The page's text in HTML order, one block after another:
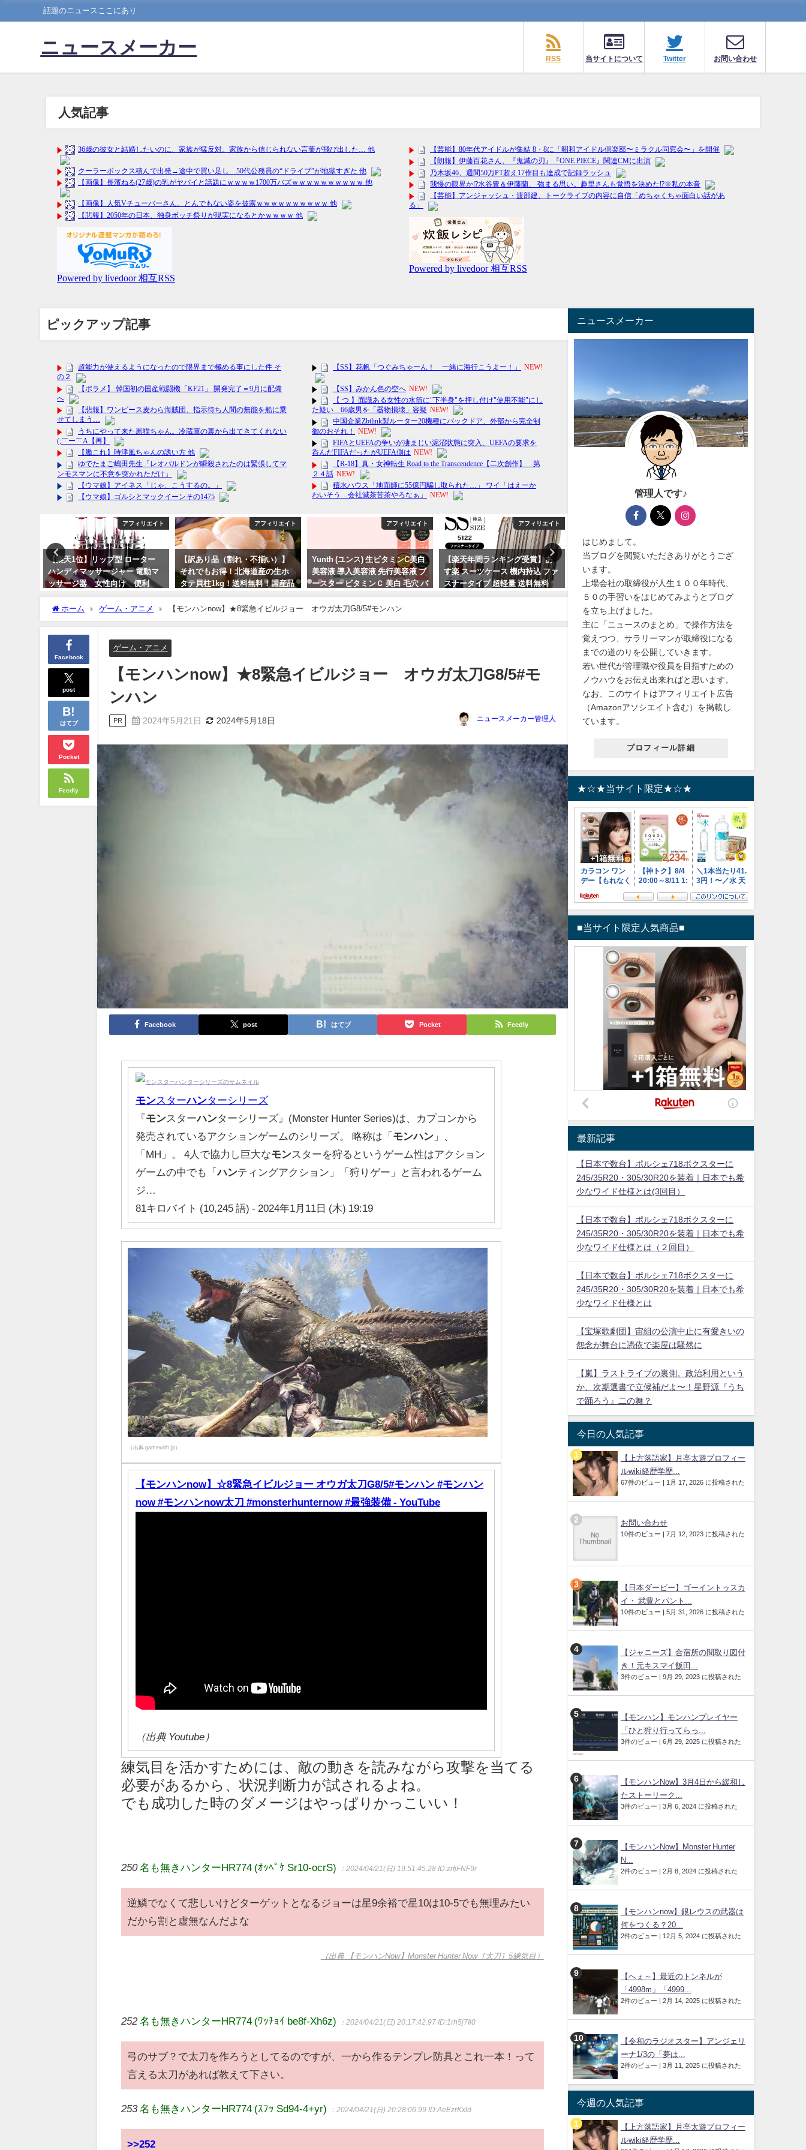
話題のニュースここにあり
ニュースメーカー
RSS 当サイトについて Twitter お問い合わせ
人気記事
ピックアップ記事
アフィリエイト
【楽天1位】リップ型 ローター
ハンディマッサージャー 電動マ
ッサージ器 女性向け 便利
携帯 送料無料！
2024年6月15日
アフィリエイト
【訳あり品（割れ・不揃い）】
それでもお得！北海道産の生ホ
タテ貝柱1kg！送料無料！国産品
アフィリエイト
Yunth (ユンス) 生ビタミンC美白
美容液 導入美容液 先行美容液 ブ
ースター ビタミンＣ 美白 毛穴 パ
ラベンフ
2024年3月20日
アフィリエイト
【楽天年間ランキング受賞】あ
す楽 スーツケース 機内持込 ファ
スナータイプ 超軽量 送料無料
トラベル
芸能・エンタメ
【続報】宝塚月組東京公演開始
20分前の直前中止の理由が酷す
2023年10月15日
【葬儀】宝塚宙組の有愛き
月2日10：45家族のみで執
われました。予告していた
夜に宙へ。。。
2023年10月5日
ホーム ゲーム・アニメ 【モンハンnow】★8緊急イビルジョー オウガ太刀G8/5#モンハン
Facebook
post
はてブ
Pocket
Feedly
ゲーム・アニメ
【モンハンnow】★8緊急イビルジョー オウガ太刀G8/5#モ
ンハン
PR 2024年5月21日 2024年5月18日 ニュースメーカー管理人
Facebook post はてブ Pocket Feedly
モンスターハンターシリーズ
『モンスターハンターシリーズ』(Monster Hunter Series)は、カプコンから
発売されているアクションゲームのシリーズ。 略称は「 モンハン 」、
「MH」。 4人で協力し巨大なモンスターを狩るというゲーム性はアクション
ゲームの中でも「ハンティングアクション」「狩りゲー」と言われるゲーム
ジ…
81キロバイト (10,245 語) - 2024年1月11日 (木) 19:19
（出典 gamewith.jp）
【モンハンnow】☆8緊急イビルジョー オウガ太刀G8/5#モンハン #モンハン
now #モンハンnow太刀 #monsterhunternow #最強装備 - YouTube
（出典 Youtube）
練気目を活かすためには、敵の動きを読みながら攻撃を当てる
必要があるから、状況判断力が試されるよね。
でも成功した時のダメージはやっぱりかっこいい！
250 名も無きハンターHR774 (ｵｯﾍﾟｹ Sr10-ocrS) ：2024/04/21(日) 19:51:45.28ID:zrfjFNF9r
逆鱗でなくて悲しいけどターゲットとなるジョーは星9余裕で星10は10-5でも無理みたい
だから割と虚無なんだよな
（出典 【モンハンNow】Monster Hunter Now［太刀］5練気目）
252 名も無きハンターHR774 (ﾜｯﾁｮｲ be8f-Xh6z) ：2024/04/21(日) 20:17:42.97ID:1rh5j7Il0
弓のサブ？で太刀を作ろうとしてるのですが、一から作るテンプレ防具とこれ一本！って
言える太刀があれば教えて下さい。
253 名も無きハンターHR774 (ｽﾌｯ Sd94-4+yr) ：2024/04/21(日) 20:28:06.99ID:AeEzrKxld
>>252
ニュースメーカー
管理人です♪
はじめまして。
当ブログを閲覧いただきありがとうござ
います。
上場会社の取締役が人生１００年時代、
５０の手習いをはじめてみようとブログ
を立ち上げました。
主に「ニュースのまとめ」で操作方法を
覚えつつ、サラリーマンが取締役になる
までの道のりを公開していきます。
若い世代が管理職や役員を目指すための
ノウハウをお伝え出来ればと思います。
なお、このサイトはアフィリエイト広告
（Amazonアソシエイト含む）を掲載し
ています。
プロフィール詳細
★☆★当サイト限定★☆★
■当サイト限定人気商品■
最新記事
【日本で数台】ポルシェ718ボクスターに
245/35R20・305/30R20を装着｜日本でも希
少なワイド仕様とは(3回目）
【日本で数台】ポルシェ718ボクスターに
245/35R20・305/30R20を装着｜日本でも希
少なワイド仕様とは（２回目）
【日本で数台】ポルシェ718ボクスターに
245/35R20・305/30R20を装着｜日本でも希
少なワイド仕様とは
【宝塚歌劇団】宙組の公演中止に有愛きいの
怨念が舞台に憑依で楽屋は騒然に
【嵐】ラストライブの裏側。政治利用という
か、次期選書で立候補だよ〜！星野源『うち
で踊ろう』二の舞？
今日の人気記事
【上方落語家】月亭太遊プロフィー
ルwiki経歴学歴...
67件のビュー | 1月 17, 2026 に投稿された
お問い合わせ
10件のビュー | 7月 12, 2023 に投稿された
【日本ダービー】ゴーイントゥスカ
イ・ 武豊とパント...
10件のビュー | 5月 31, 2026 に投稿された
【ジャニーズ】合宿所の間取り図付
き！元キスマイ飯田...
3件のビュー | 9月 29, 2023 に投稿された
【モンハン】モンハンプレイヤー
「ひと狩り行ってらっ...
3件のビュー | 6月 29, 2025 に投稿された
【モンハンNow】3月4日から緩和し
たストーリーク...
3件のビュー | 3月 6, 2024 に投稿された
【モンハンNow】Monster Hunter
N...
2件のビュー | 2月 8, 2024 に投稿された
【モンハンnow】銀レウスの武器は
何をつくる？20...
2件のビュー | 12月 5, 2024 に投稿された
【へぇ～】最近のトンネルが
「4998m」「4999...
2件のビュー | 2月 14, 2025 に投稿された
【令和のラジオスター】アンジェリ
ーナ1/3の「夢は...
2件のビュー | 3月 11, 2025 に投稿された
今週の人気記事
【上方落語家】月亭太遊プロフィー
ルwiki経歴学歴...